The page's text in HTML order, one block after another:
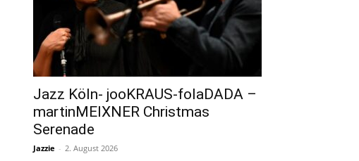
Jazz Köln- jooKRAUS-folaDADA –
martinMEIXNER Christmas
Serenade
Jazzie - 2. August 2026